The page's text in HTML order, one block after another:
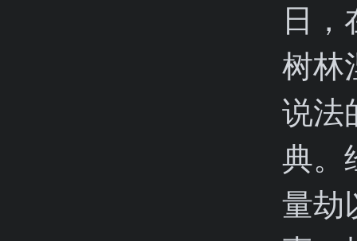
日，
树林
说法
典。
量劫